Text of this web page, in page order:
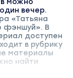
можно
вечер.
«Татьяна
фэншуй». В
доступен
в рубрику
материалы
найти